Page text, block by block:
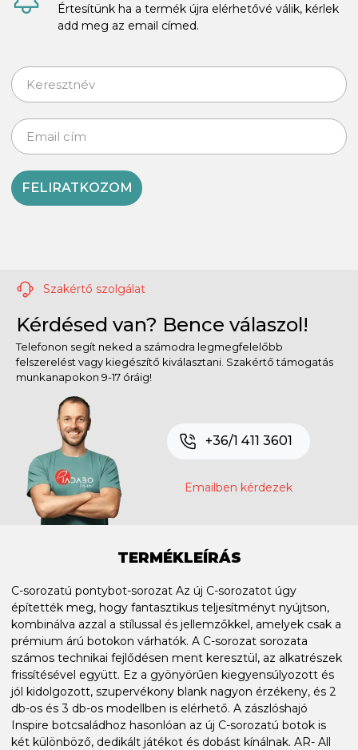
Értesítünk ha a termék újra elérhetővé válik, kérlek
add meg az email címed.
FELIRATKOZOM
Szakértő szolgálat
Kérdésed van? Bence válaszol!
Telefonon segít neked a számodra legmegfelelőbb
felszerelést vagy kiegészítő kiválasztani. Szakértő támogatás
munkanapokon 9-17 óráig!
+36/1 411 3601
Emailben kérdezek
TERMÉKLEÍRÁS
C-sorozatú pontybot-sorozat Az új C-sorozatot úgy
építették meg, hogy fantasztikus teljesítményt nyújtson,
kombinálva azzal a stílussal és jellemzőkkel, amelyek csak a
prémium árú botokon várhatók. A C-sorozat sorozata
számos technikai fejlődésen ment keresztül, az alkatrészek
frissítésével együtt. Ez a gyönyörűen kiegyensúlyozott és
jól kidolgozott, szupervékony blank nagyon érzékeny, és 2
db-os és 3 db-os modellben is elérhető. A zászlóshajó
Inspire botcsaládhoz hasonlóan az új C-sorozatú botok is
két különböző, dedikált játékot és dobást kínálnak. AR- All